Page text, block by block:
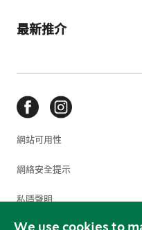
We use cookies to
最新推介
網站可用性
網絡安全提示
私隱聲明